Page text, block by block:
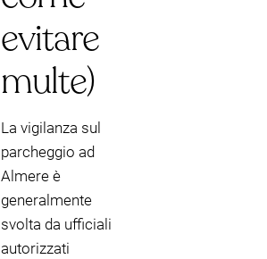
evitare
multe)
La vigilanza sul
parcheggio ad
Almere è
generalmente
svolta da ufficiali
autorizzati